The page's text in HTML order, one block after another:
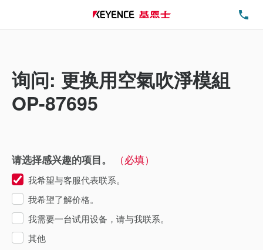
询问: 更换用空氣吹淨模組
OP-87695
请选择感兴趣的项目。 （必填）
我希望与客服代表联系。
我希望了解价格。
我需要一台试用设备，请与我联系。
其他